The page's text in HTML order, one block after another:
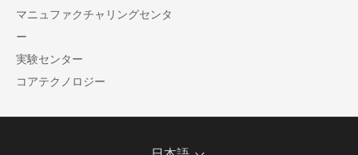
マニュファクチャリングセンタ
ー
実験センター
コアテクノロジー